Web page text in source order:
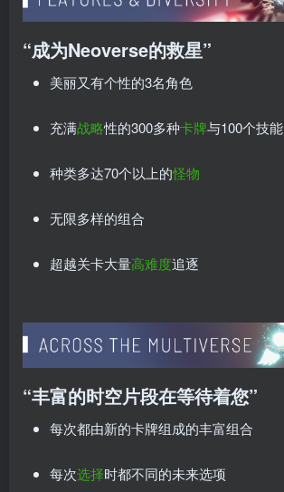
“成为Neoverse的救星”
美丽又有个性的3名角色
充满战略性的300多种卡牌与100个技能
种类多达70个以上的怪物
无限多样的组合
超越关卡大量高难度追逐
“丰富的时空片段在等待着您”
每次都由新的卡牌组成的丰富组合
每次选择时都不同的未来选项